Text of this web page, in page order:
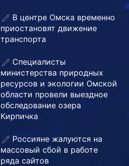
В центре Омска временно
приостановят движение
транспорта
Специалисты
министерства природных
ресурсов и экологии Омской
области провели выездное
обследование озера
Кирпичка
Россияне жалуются на
массовый сбой в работе
ряда сайтов